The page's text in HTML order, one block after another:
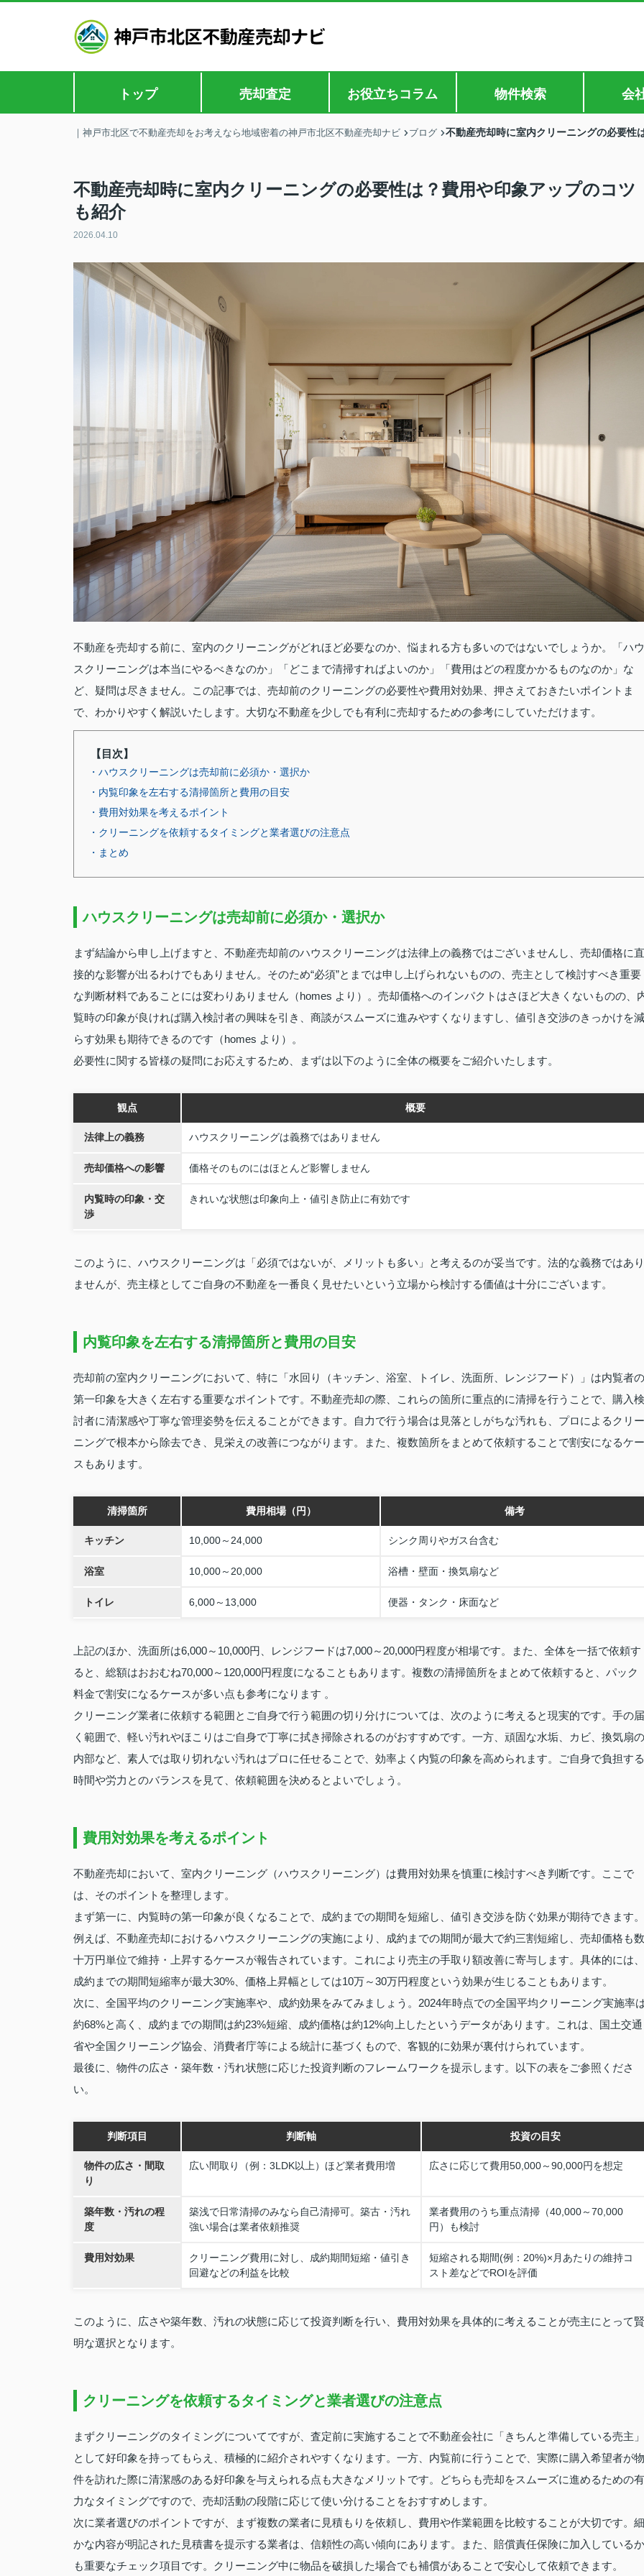
トップ 売却査定 お役立ちコラム 物件検索 会
｜神戸市北区で不動産売却をお考えなら地域密着の神戸市北区不動産売却ナビ ブログ 不動産売却時に室内クリーニングの必要性
不動産売却時に室内クリーニングの必要性は？費用や印象アップのコツ
も紹介
2026.04.10
不動産を売却する前に、室内のクリーニングがどれほど必要なのか、悩まれる方も多いのではないでしょうか。「ハウ
スクリーニングは本当にやるべきなのか」「どこまで清掃すればよいのか」「費用はどの程度かかるものなのか」な
ど、疑問は尽きません。この記事では、売却前のクリーニングの必要性や費用対効果、押さえておきたいポイントま
で、わかりやすく解説いたします。大切な不動産を少しでも有利に売却するための参考にしていただけます。
【目次】
・ハウスクリーニングは売却前に必須か・選択か
・内覧印象を左右する清掃箇所と費用の目安
・費用対効果を考えるポイント
・クリーニングを依頼するタイミングと業者選びの注意点
・まとめ
ハウスクリーニングは売却前に必須か・選択か
まず結論から申し上げますと、不動産売却前のハウスクリーニングは法律上の義務ではございませんし、売却価格に直
接的な影響が出るわけでもありません。そのため“必須”とまでは申し上げられないものの、売主として検討すべき重要
な判断材料であることには変わりありません（homes より）。売却価格へのインパクトはさほど大きくないものの、
覧時の印象が良ければ購入検討者の興味を引き、商談がスムーズに進みやすくなりますし、値引き交渉のきっかけを減
らす効果も期待できるのです（homes より）。
必要性に関する皆様の疑問にお応えするため、まずは以下のように全体の概要をご紹介いたします。
観点 概要
法律上の義務 ハウスクリーニングは義務ではありません
売却価格への影響 価格そのものにはほとんど影響しません
内覧時の印象・交
渉
きれいな状態は印象向上・値引き防止に有効です
このように、ハウスクリーニングは「必須ではないが、メリットも多い」と考えるのが妥当です。法的な義務ではあり
ませんが、売主様としてご自身の不動産を一番良く見せたいという立場から検討する価値は十分にございます。
内覧印象を左右する清掃箇所と費用の目安
売却前の室内クリーニングにおいて、特に「水回り（キッチン、浴室、トイレ、洗面所、レンジフード）」は内覧者の
第一印象を大きく左右する重要なポイントです。不動産売却の際、これらの箇所に重点的に清掃を行うことで、購入検
討者に清潔感や丁寧な管理姿勢を伝えることができます。自力で行う場合は見落としがちな汚れも、プロによるクリー
ニングで根本から除去でき、見栄えの改善につながります。また、複数箇所をまとめて依頼することで割安になるケー
スもあります。
清掃箇所 費用相場（円） 備考
キッチン 10,000～24,000 シンク周りやガス台含む
浴室 10,000～20,000 浴槽・壁面・換気扇など
トイレ 6,000～13,000 便器・タンク・床面など
上記のほか、洗面所は6,000～10,000円、レンジフードは7,000～20,000円程度が相場です。また、全体を一括で依頼す
ると、総額はおおむね70,000～120,000円程度になることもあります。複数の清掃箇所をまとめて依頼すると、パック
料金で割安になるケースが多い点も参考になります 。
クリーニング業者に依頼する範囲とご自身で行う範囲の切り分けについては、次のように考えると現実的です。手の届
く範囲で、軽い汚れやほこりはご自身で丁寧に拭き掃除されるのがおすすめです。一方、頑固な水垢、カビ、換気扇の
内部など、素人では取り切れない汚れはプロに任せることで、効率よく内覧の印象を高められます。ご自身で負担する
時間や労力とのバランスを見て、依頼範囲を決めるとよいでしょう。
費用対効果を考えるポイント
不動産売却において、室内クリーニング（ハウスクリーニング）は費用対効果を慎重に検討すべき判断です。ここで
は、そのポイントを整理します。
まず第一に、内覧時の第一印象が良くなることで、成約までの期間を短縮し、値引き交渉を防ぐ効果が期待できます。
例えば、不動産売却におけるハウスクリーニングの実施により、成約までの期間が最大で約三割短縮し、売却価格も数
十万円単位で維持・上昇するケースが報告されています。これにより売主の手取り額改善に寄与します。具体的には、
成約までの期間短縮率が最大30%、価格上昇幅としては10万～30万円程度という効果が生じることもあります。
次に、全国平均のクリーニング実施率や、成約効果をみてみましょう。2024年時点での全国平均クリーニング実施率
約68%と高く、成約までの期間は約23%短縮、成約価格は約12%向上したというデータがあります。これは、国土交通
省や全国クリーニング協会、消費者庁等による統計に基づくもので、客観的に効果が裏付けられています。
最後に、物件の広さ・築年数・汚れ状態に応じた投資判断のフレームワークを提示します。以下の表をご参照くださ
い。
判断項目 判断軸 投資の目安
物件の広さ・間取
り
広い間取り（例：3LDK以上）ほど業者費用増 広さに応じて費用50,000～90,000円を想定
築年数・汚れの程
度
築浅で日常清掃のみなら自己清掃可。築古・汚れ
強い場合は業者依頼推奨
業者費用のうち重点清掃（40,000～70,000
円）も検討
費用対効果
クリーニング費用に対し、成約期間短縮・値引き
回避などの利益を比較
短縮される期間(例：20%)×月あたりの維持コ
スト差などでROIを評価
このように、広さや築年数、汚れの状態に応じて投資判断を行い、費用対効果を具体的に考えることが売主にとって賢
明な選択となります。
クリーニングを依頼するタイミングと業者選びの注意点
まずクリーニングのタイミングについてですが、査定前に実施することで不動産会社に「きちんと準備している売主」
として好印象を持ってもらえ、積極的に紹介されやすくなります。一方、内覧前に行うことで、実際に購入希望者が物
件を訪れた際に清潔感のある好印象を与えられる点も大きなメリットです。どちらも売却をスムーズに進めるための有
力なタイミングですので、売却活動の段階に応じて使い分けることをおすすめします。
次に業者選びのポイントですが、まず複数の業者に見積もりを依頼し、費用や作業範囲を比較することが大切です。細
かな内容が明記された見積書を提示する業者は、信頼性の高い傾向にあります。また、賠償責任保険に加入しているか
も重要なチェック項目です。クリーニング中に物品を破損した場合でも補償があることで安心して依頼できます。